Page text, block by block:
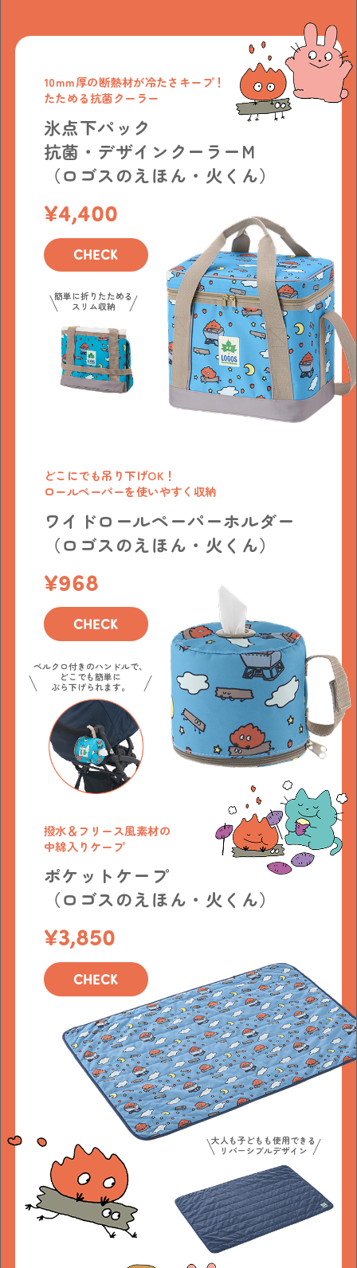
10mm厚の断熱材が冷たさキープ！
たためる抗菌クーラー
氷点下パック
抗菌・デザインクーラーM
（ロゴスのえほん・火くん）
4,400
CHECK
簡単に折りたためる
スリム収納
どこにでも吊り下げOK！
ロールペーパーを使いやすく収納
ワイドロールペーパーホルダー
（ロゴスのえほん・火くん）
968
CHECK
ベルクロ付きのハンドルで、
どこでも簡単に
ぶら下げられます。
撥水＆フリース風素材の
中綿入りケープ
ポケットケープ
（ロゴスのえほん・火くん）
3,850
CHECK
大人も子どもも使用できる
リバーシブルデザイン